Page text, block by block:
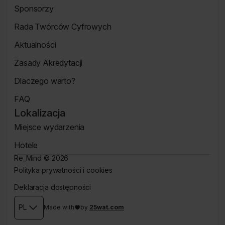
Partnerzy
Sponsorzy
Sponsorzy
Rada Twórców Cyfrowych
Twórców
Re_Mind
Aktualności
Zasady Akredytacji
Akredytacji
Dlaczego warto?
Dlaczego
warto?
FAQ
Strona
FAQ
Lokalizacja
Miejsce wydarzenia
Lokalizacja
Hotele
Hotele
Re_Mind © 2026
Polityka prywatności i cookies
Polityki
prywatności
Deklaracja dostępności
Strona
Deklaracji
dostępności
PL Made with by 25wat.com